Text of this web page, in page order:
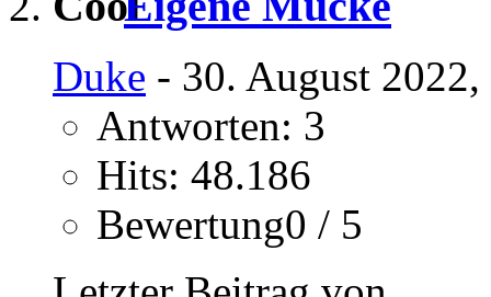
Duke - 30. August
Antworten: 3
Hits: 48.186
Bewertung0 / 5